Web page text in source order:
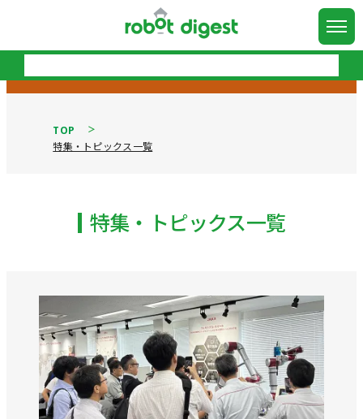
TOP
特集・トピックス一覧
特集・トピックス一覧